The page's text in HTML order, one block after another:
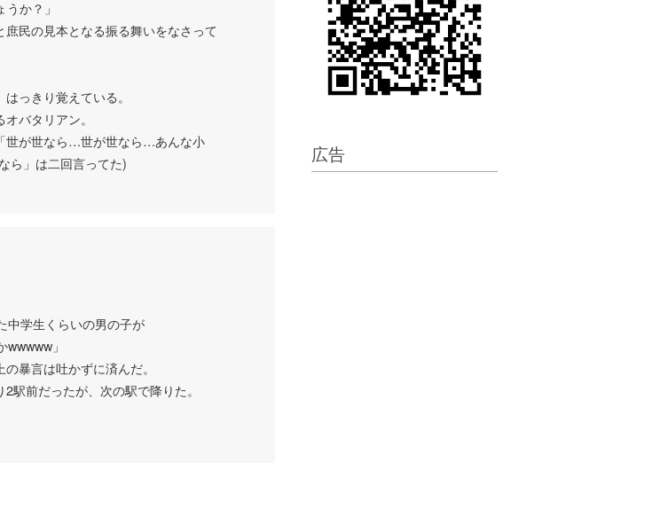
か？」
民の見本となる振る舞いをなさって
っきり覚えている。
バタリアン。
世が世なら…世が世なら…あんな小
ら」は二回言ってた)
中学生くらいの男の子が
」
暴言は吐かずに済んだ。
駅前だったが、次の駅で降りた。
広告